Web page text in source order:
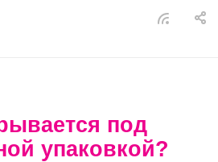
под
упаковкой?